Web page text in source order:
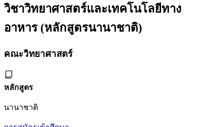
วิชาวิทยาศาสตร์และเทคโนโลยีทาง
อาหาร (หลักสูตรนานาชาติ)
คณะวิทยาศาสตร์
หลักสูตร
นานาชาติ